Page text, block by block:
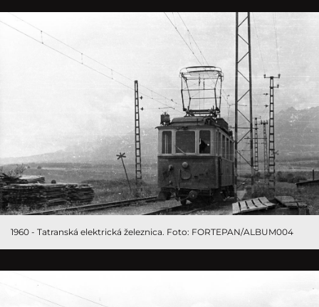
1960 - Tatranská elektrická železnica. Foto: FORTEPAN/ALBUM004